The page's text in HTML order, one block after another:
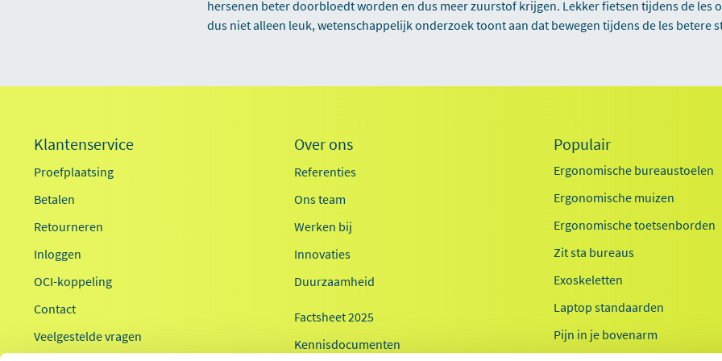
hersenen beter doorbloedt worden en dus meer zuurstof krijgen. Lekker fietsen tijdens de les
dus niet alleen leuk, wetenschappelijk onderzoek toont aan dat bewegen tijdens de les betere
Klantenservice
Proefplaatsing
Betalen
Retourneren
Inloggen
OCI-koppeling
Contact
Veelgestelde vragen
Over ons
Referenties
Ons team
Werken bij
Innovaties
Duurzaamheid
Factsheet 2025
Kennisdocumenten
Populair
Ergonomische bureaustoelen
Ergonomische muizen
Ergonomische toetsenborden
Zit sta bureaus
Exoskeletten
Laptop standaarden
Pijn in je bovenarm